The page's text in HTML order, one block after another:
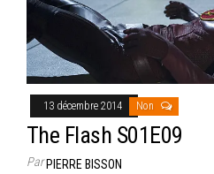
13 décembre 2014 Non
The Flash S01E09
ParPIERRE BISSON